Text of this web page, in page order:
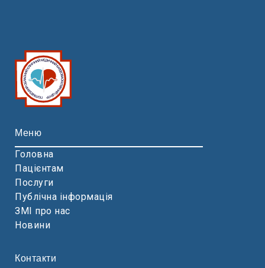
Меню
Головна
Пацієнтам
Послуги
Публічна інформація
ЗМІ про нас
Новини
Контакти